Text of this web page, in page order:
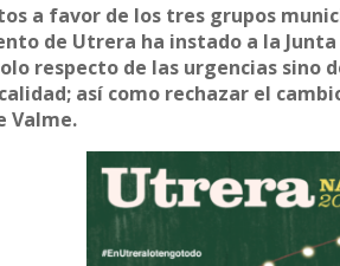
a favor de los tres grupos
de Utrera ha instado a la
respecto de las urgencias
así como rechazar el
Valme.